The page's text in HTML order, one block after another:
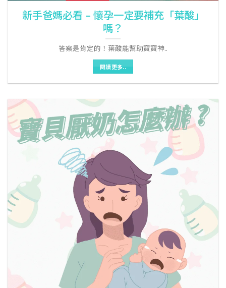
新手爸媽必看 – 懷孕一定要補充「葉酸」
嗎？
答案是肯定的！葉酸能幫助寶寶神..
閱讀更多..